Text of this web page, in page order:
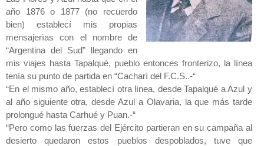
año 1876 o 1877 (no recuerdo
bien) establecí mis propias
mensajerìas con el nombre de
“Argentina del Sud” llegando en
mis viajes hasta Tapalquè, pueblo entonces fronterizo, la línea
tenía su punto de partida en “Cacharì del F.C.S..-“
“En el mismo año, establecí otra línea, desde Tapalqué a Azul y
al año siguiente otra, desde Azul a Olavaria, la que más tarde
prolongué hasta Carhué y Puan.-“
“Pero como las fuerzas del Ejército partieran en su campaña al
desierto quedaron estos pueblos despoblados, tuve que